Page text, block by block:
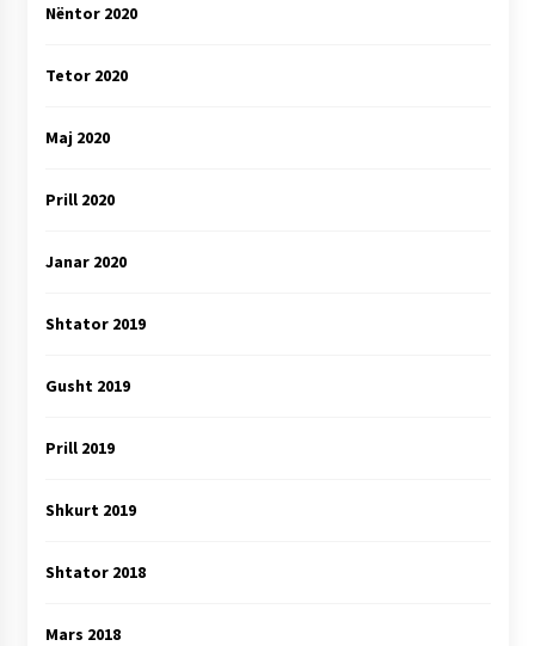
Nëntor 2020
Tetor 2020
Maj 2020
Prill 2020
Janar 2020
Shtator 2019
Gusht 2019
Prill 2019
Shkurt 2019
Shtator 2018
Mars 2018